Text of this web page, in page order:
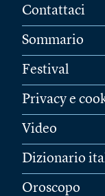
Contattaci
Sommario
Festival
Privacy e
Video
Dizionario
Oroscopo